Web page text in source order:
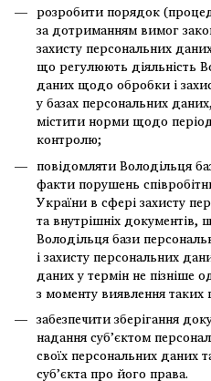
розробити порядок
за дотриманням вимог
захисту персональних
що регулюють діяльність
даних щодо обробки і
у базах персональних
містити норми щодо
контролю;
повідомляти Володільця
факти порушень
України в сфері захисту
та внутрішніх документів,
Володільця бази
і захисту персональних
даних у термін не пізніше
з моменту виявлення
забезпечити зберігання
надання суб’єктом
своїх персональних даних
суб’єкта про його права.